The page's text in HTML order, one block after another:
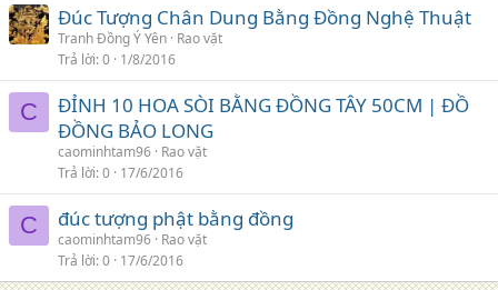
Đúc Tượng Chân Dung Bằng Đồng Nghệ Thuật
Tranh Đồng Ý Yên Rao vặt
Trả lời 0 1/8/2016
C
ĐỈNH 10 HOA SÒI BẰNG ĐỒNG TÂY 50CM | ĐỒ
ĐỒNG BẢO LONG
caominhtam96 Rao vặt
Trả lời 0 17/6/2016
C đúc tượng phật bằng đồng
caominhtam96 Rao vặt
Trả lời 0 17/6/2016